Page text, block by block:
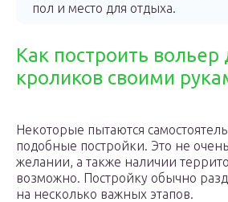
пол и место для отдыха.
Как построить вольер
кроликов своими
Некоторые пытаются
подобные постройки. Это не
желании, а также наличии
возможно. Постройку обычно
на несколько важных этапов.